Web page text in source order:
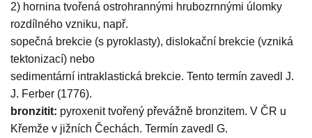
2) hornina tvořená ostrohrannými hrubozrnnými úlomky
rozdílného vzniku, např.
sopečná brekcie (s pyroklasty), dislokační brekcie (vzniká
tektonizací) nebo
sedimentární intraklastická brekcie. Tento termín zavedl J.
J. Ferber (1776).
bronzitit: pyroxenit tvořený převážně bronzitem. V ČR u
Křemže v jižních Čechách. Termín zavedl G.